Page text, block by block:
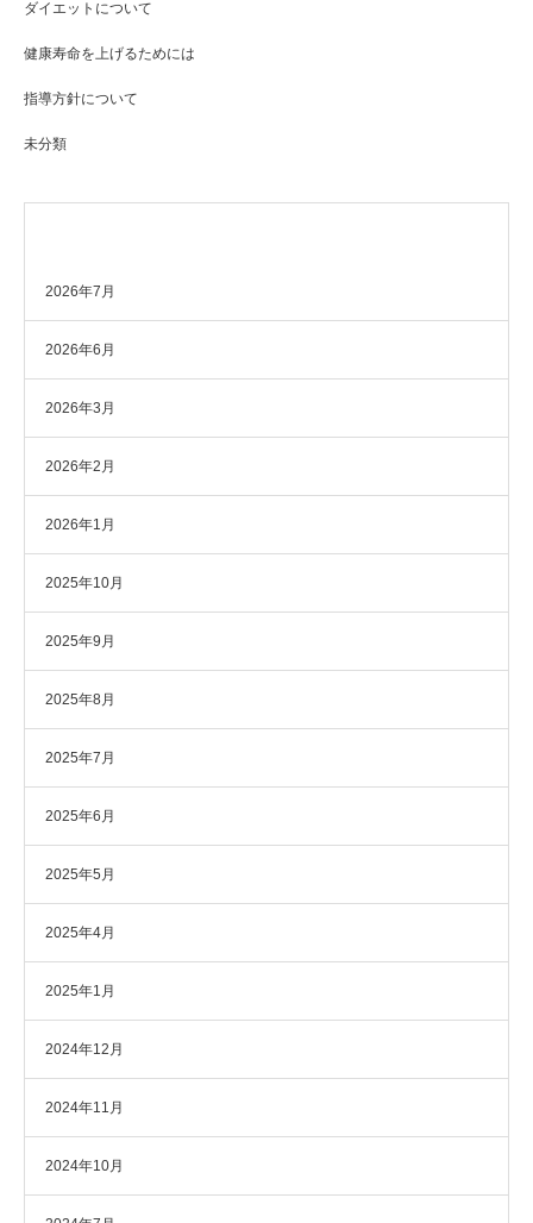
ダイエットについて
健康寿命を上げるためには
指導方針について
未分類
2026年7月
2026年6月
2026年3月
2026年2月
2026年1月
2025年10月
2025年9月
2025年8月
2025年7月
2025年6月
2025年5月
2025年4月
2025年1月
2024年12月
2024年11月
2024年10月